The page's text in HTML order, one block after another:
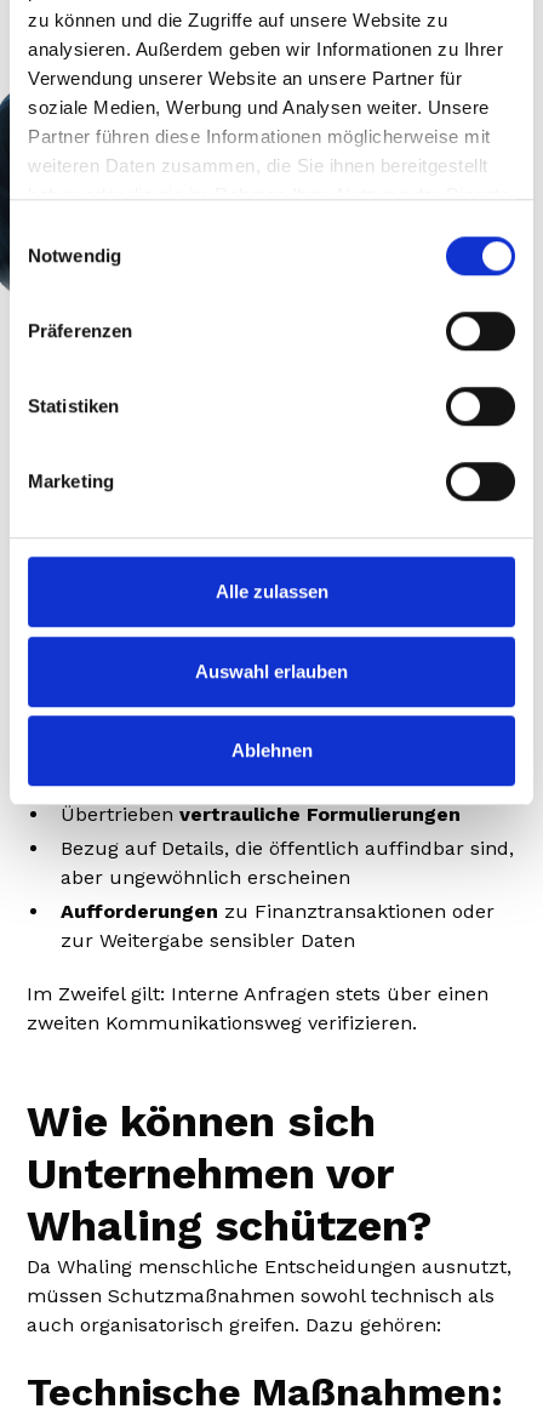
zu können und die Zugriffe auf unsere Website zu
analysieren. Außerdem geben wir Informationen zu Ihrer
Verwendung unserer Website an unsere Partner für
soziale Medien, Werbung und Analysen weiter. Unsere
Partner führen diese Informationen möglicherweise mit
weiteren Daten zusammen, die Sie ihnen bereitgestellt
haben oder die sie im Rahmen Ihrer Nutzung der Dienste
Notwendig
Präferenzen
Statistiken
Marketing
Alle zulassen
Auswahl erlauben
Ablehnen
Wie erkennen Sie
einen Whaling-
Angriff?
vorbereitet, dennoch gibt es Hinweise, die
misstrauisch machen sollten:
Absenderadressen
Dringlichkeit oder Forderungen
Übertriebenvertrauliche Formulierungen
Bezug auf Details, die öffentlich auffindbar sind,
aber ungewöhnlich erscheinen
Aufforderungen zu Finanztransaktionen oder
zur Weitergabe sensibler Daten
Im Zweifel gilt: Interne Anfragen stets über einen
zweiten Kommunikationsweg verifizieren.
Wie können sich
Unternehmen vor
Whaling schützen?
Da Whaling menschliche Entscheidungen ausnutzt,
müssen Schutzmaßnahmen sowohl technisch als
auch organisatorisch greifen. Dazu gehören:
Technische Maßnahmen: